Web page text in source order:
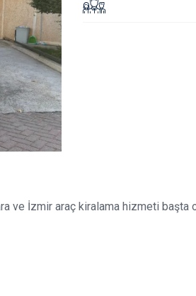
ve İzmir araç kiralama hizmeti